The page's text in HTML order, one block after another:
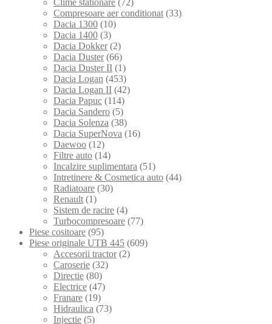
Compresoare aer conditionat (33)
Dacia 1300 (10)
Dacia 1400 (3)
Dacia Dokker (2)
Dacia Duster (66)
Dacia Duster II (1)
Dacia Logan (453)
Dacia Logan II (42)
Dacia Papuc (114)
Dacia Sandero (5)
Dacia Solenza (38)
Dacia SuperNova (16)
Daewoo (12)
Filtre auto (14)
Incalzire suplimentara (51)
Intretinere & Cosmetica auto (44)
Radiatoare (30)
Renault (1)
Sistem de racire (4)
Turbocompresoare (77)
Piese cositoare (95)
Piese originale UTB 445 (609)
Accesorii tractor (2)
Caroserie (32)
Directie (80)
Electrice (47)
Franare (19)
Hidraulica (73)
Injectie (5)